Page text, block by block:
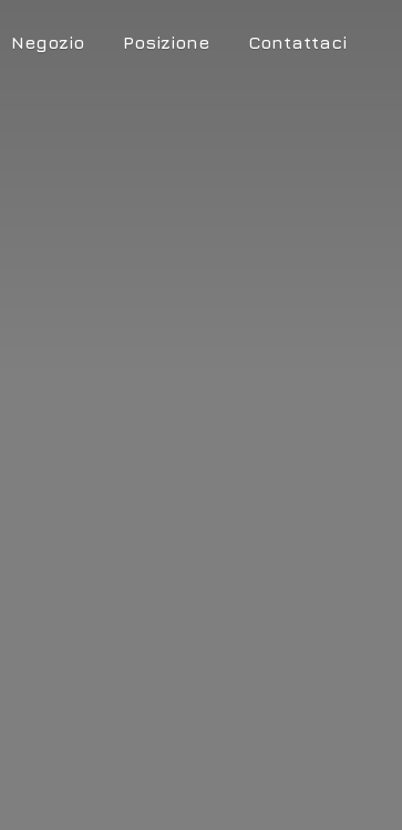
Negozio Posizione Contattaci